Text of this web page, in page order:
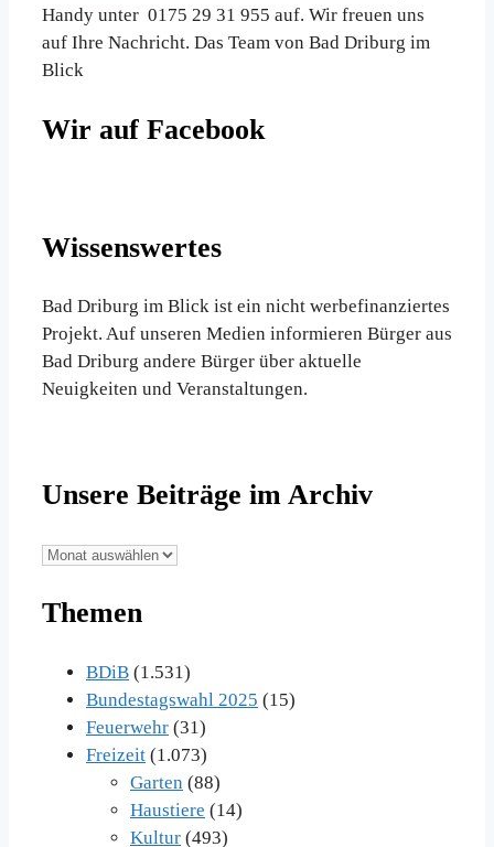
Handy unter 0175 29 31 955 auf. Wir freuen uns
auf Ihre Nachricht. Das Team von Bad Driburg im
Blick
Wir auf Facebook
Wissenswertes
Bad Driburg im Blick ist ein nicht werbefinanziertes
Projekt. Auf unseren Medien informieren Bürger aus
Bad Driburg andere Bürger über aktuelle
Neuigkeiten und Veranstaltungen.
Unsere Beiträge im Archiv
Unsere
im
Themen
BDiB (1.531)
Bundestagswahl 2025 (15)
Feuerwehr (31)
Freizeit (1.073)
Garten (88)
Haustiere (14)
Kultur (493)